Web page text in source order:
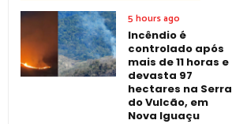
5 hours ago
Incêndio é
controlado após
mais de 11 horas e
devasta 97
hectares na Serra
do Vulcão, em
Nova Iguaçu